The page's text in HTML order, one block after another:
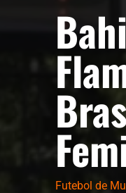
Futebol de